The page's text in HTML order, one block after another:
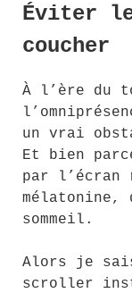
Éviter
coucher
À l’ère du
un vrai
Et bien
par
mélatonine,
sommeil.
Alors je
scroller